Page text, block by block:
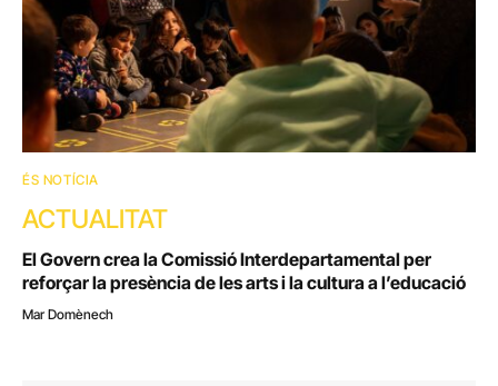
ÉS NOTÍCIA
ACTUALITAT
El Govern crea la Comissió Interdepartamental per
reforçar la presència de les arts i la cultura a l’educació
Mar Domènech